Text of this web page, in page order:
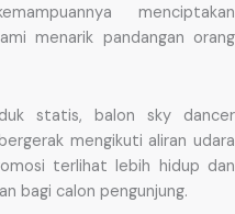
menciptakan
menarik pandangan orang
statis, balon sky dancer
mengikuti aliran udara
terlihat lebih hidup dan
bagi calon pengunjung.